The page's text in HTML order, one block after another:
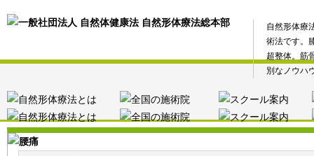
自然形体療
術法です。
超整体。筋
別なノウハ